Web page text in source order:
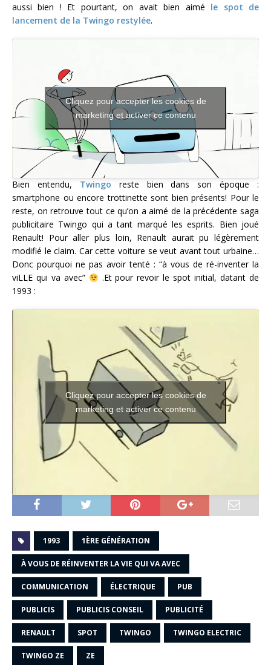
aussi bien ! Et pourtant, on avait bien aimé le spot de
lancement de la Twingo restylée.
Cliquez pour accepter les cookies de
marketing et activer ce contenu
Bien entendu, Twingo reste bien dans son époque :
smartphone ou encore trottinette sont bien présents! Pour le
reste, on retrouve tout ce qu’on a aimé de la précédente saga
publicitaire Twingo qui a tant marqué les esprits. Bien joué
Renault! Pour aller plus loin, Renault aurait pu légèrement
modifié le claim. Car cette voiture se veut avant tout urbaine…
Donc pourquoi ne pas avoir tenté : “à vous de ré-inventer la
viLLE qui va avec”
.Et pour revoir le spot initial, datant de
1993 :
Cliquez pour accepter les cookies de
marketing et activer ce contenu
1993 1ÈRE GÉNÉRATION
À VOUS DE RÉINVENTER LA VIE QUI VA AVEC
COMMUNICATION ÉLECTRIQUE PUB
PUBLICIS PUBLICIS CONSEIL PUBLICITÉ
RENAULT SPOT TWINGO TWINGO ELECTRIC
TWINGO ZE ZE